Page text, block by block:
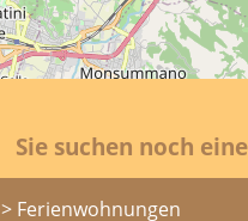
Sie suchen noch
> Ferienwohnungen